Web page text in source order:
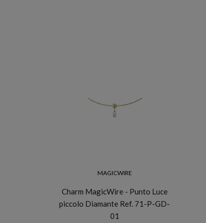
MAGICWIRE
Charm MagicWire - Punto Luce
piccolo Diamante Ref. 71-P-GD-
01